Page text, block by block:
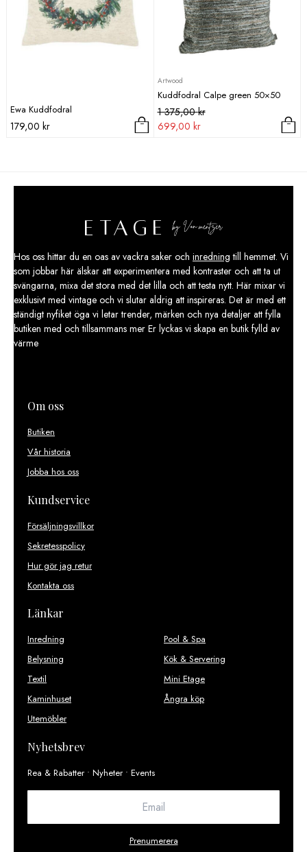
Ewa Kuddfodral
179,00 kr
Artwood
Kuddfodral Calpe green 50×50
1 375,00kr
Det
ursprungliga
375,00 kr.
699,00 kr
Det
nuvarande
Hos oss hittar du en oas av vackra saker och inredning till hemmet. Vi
som jobbar här älskar att experimentera med kontraster och att ta ut
svängarna, mixa det stora med det lilla och att testa nytt. Här mixar vi
exklusivt med vintage och vi slutar aldrig att inspireras. Det är med ett
ständigt nyfiket öga vi letar trender, märken och nya detaljer att fylla
butiken med och tillsammans mer Er lyckas vi skapa en butik fylld av
värme
Om oss
Butiken
Vår historia
Jobba hos oss
Kundservice
Försäljningsvillkor
Sekretesspolicy
Hur gör jag retur
Kontakta oss
Länkar
Inredning
Belysning
Textil
Kaminhuset
Utemöbler
Pool & Spa
Kök & Servering
Mini Etage
Ångra köp
Nyhetsbrev
Rea & Rabatter • Nyheter • Events
Prenumerera